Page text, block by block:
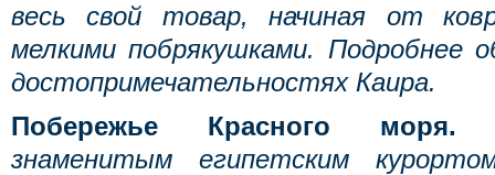
весь свой товар, начиная от
мелкими побрякушками.
достопримечательностях Каира.
Побережье Красного
знаменитым египетским